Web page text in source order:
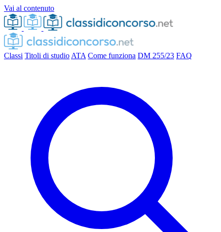
Vai al contenuto
Classi Titoli di studio ATA Come funziona DM 255/23 FAQ